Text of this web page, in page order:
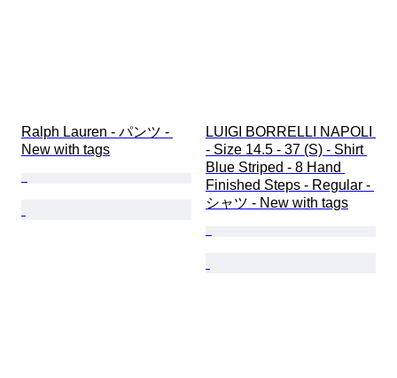
Ralph Lauren - パンツ -
New with tags
LUIGI BORRELLI NAPOLI
- Size 14.5 - 37 (S) - Shirt
Blue Striped - 8 Hand
Finished Steps - Regular -
シャツ - New with tags